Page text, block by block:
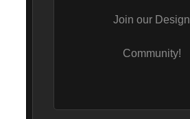
Join our Design
Community!